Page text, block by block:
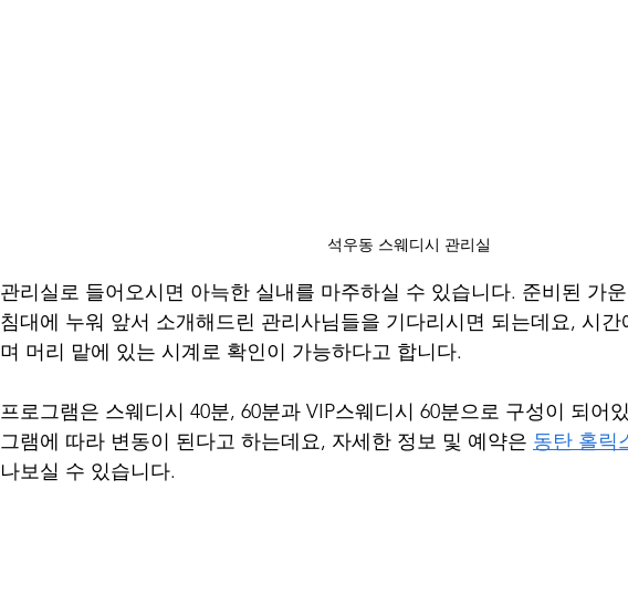
석우동 스웨디시 관리실
관리실로 들어오시면 아늑한 실내를 마주하실 수 있습니다. 준비된 가
침대에 누워 앞서 소개해드린 관리사님들을 기다리시면 되는데요, 시간
며 머리 맡에 있는 시계로 확인이 가능하다고 합니다.
프로그램은 스웨디시 40분, 60분과 VIP스웨디시 60분으로 구성이 되어
그램에 따라 변동이 된다고 하는데요, 자세한 정보 및 예약은 동탄 홀릭
나보실 수 있습니다.